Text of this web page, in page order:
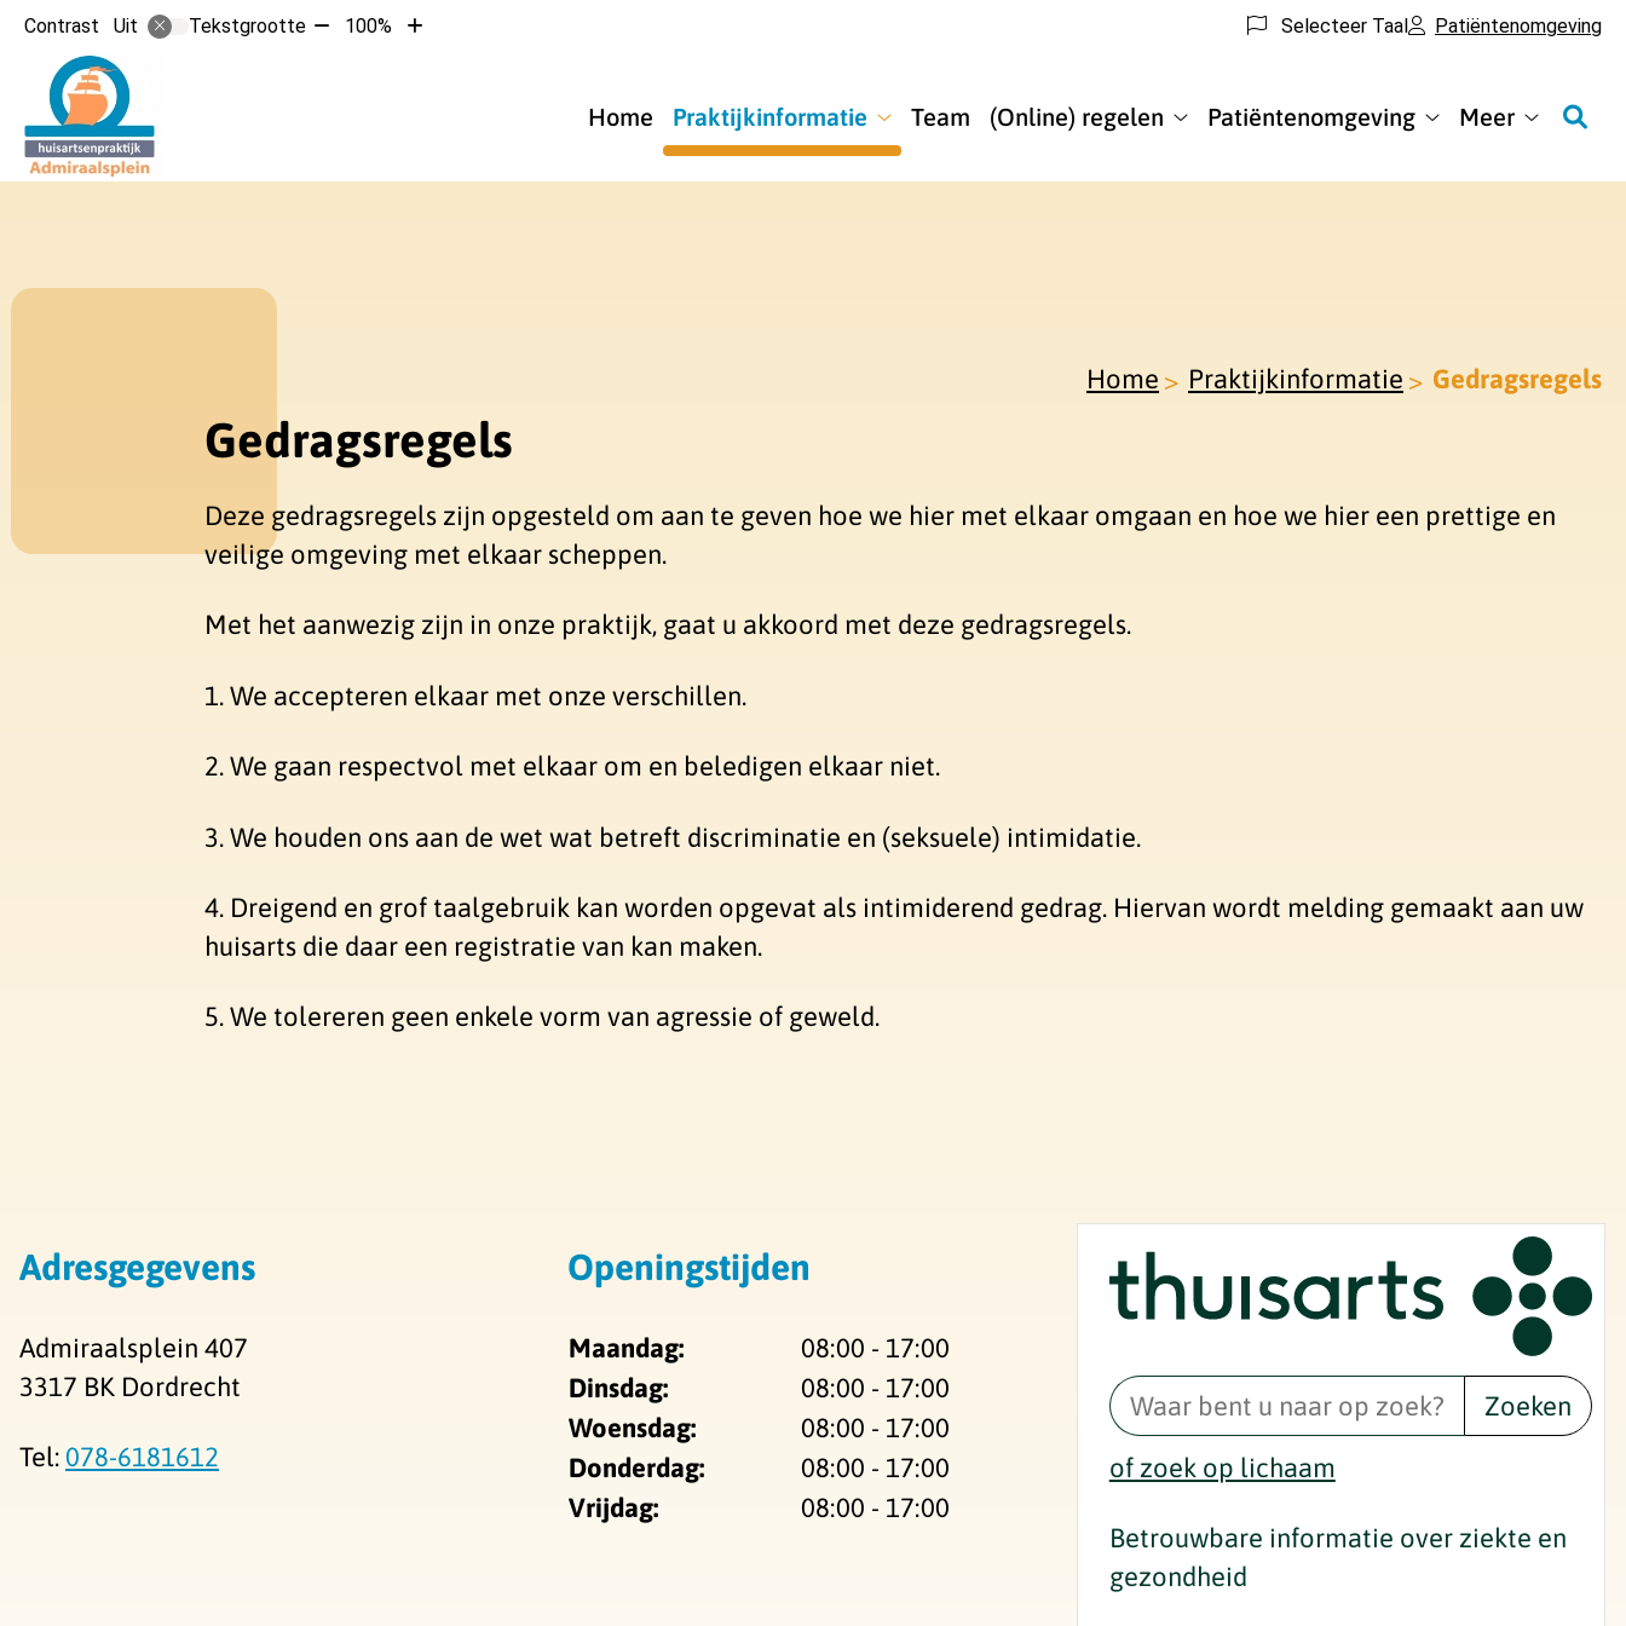
Contrast Uit Tekstgrootte Tekst100%
Tekst
Selecteer Taal Patiëntenomgeving
Home Praktijkinformatie
Praktijkinformatie
submenu
Team (Online) regelen
submenu
Patiëntenomgeving Meer
Home Praktijkinformatie Gedragsregels
Gedragsregels
Deze gedragsregels zijn opgesteld om aan te geven hoe we hier met elkaar omgaan en hoe we hier een prettige en
veilige omgeving met elkaar scheppen.
Met het aanwezig zijn in onze praktijk, gaat u akkoord met deze gedragsregels.
1. We accepteren elkaar met onze verschillen.
2. We gaan respectvol met elkaar om en beledigen elkaar niet.
3. We houden ons aan de wet wat betreft discriminatie en (seksuele) intimidatie.
4. Dreigend en grof taalgebruik kan worden opgevat als intimiderend gedrag. Hiervan wordt melding gemaakt aan uw
huisarts die daar een registratie van kan maken.
5. We tolereren geen enkele vorm van agressie of geweld.
Adresgegevens
Admiraalsplein 407
3317 BK Dordrecht
Tel:078-6181612
Openingstijden
Maandag:
08:00 - 17:00
Dinsdag:
08:00 - 17:00
Woensdag:
08:00 - 17:00
Donderdag:
08:00 - 17:00
Vrijdag:
08:00 - 17:00
Zoeken
of zoek op lichaam
Betrouwbare informatie over ziekte en
gezondheid